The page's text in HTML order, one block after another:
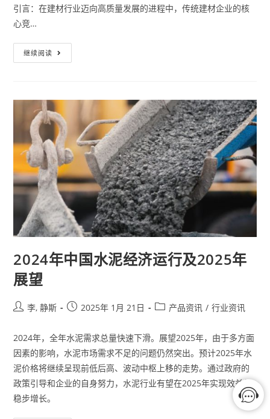
引言：在建材行业迈向高质量发展的进程中，传统建材企业的核
心竞…
继续阅读
2024年中国水泥经济运行及2025年
展望
李, 静斯 2025年 1月 21日 产品资讯 / 行业资讯
2024年，全年水泥需求总量快速下滑。展望2025年，由于多方面
因素的影响，水泥市场需求不足的问题仍然突出。预计2025年水
泥价格将继续呈现前低后高、波动中枢上移的走势。通过政府的
政策引导和企业的自身努力，水泥行业有望在2025年实现效益的
稳步增长‌。